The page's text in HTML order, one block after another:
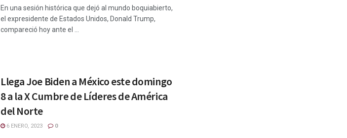
En una sesión histórica que dejó al mundo boquiabierto,
el expresidente de Estados Unidos, Donald Trump,
compareció hoy ante el ...
Llega Joe Biden a México este domingo
8 a la X Cumbre de Líderes de América
del Norte
6 ENERO, 2023 0